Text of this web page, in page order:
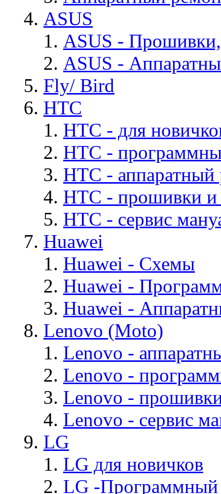
ASUS
ASUS -
ASUS -
Fly/ Bird
HTC
HTC - для
HTC -
HTC - аппаратный
HTC - прошивки
HTC - cервис
Huawei
Huawei - Cхемы
Huawei -
Huawei -
Lenovo (Moto)
Lenovo -
Lenovo -
Lenovo -
Lenovo - cервис
LG
LG для новичков
LG -Программный